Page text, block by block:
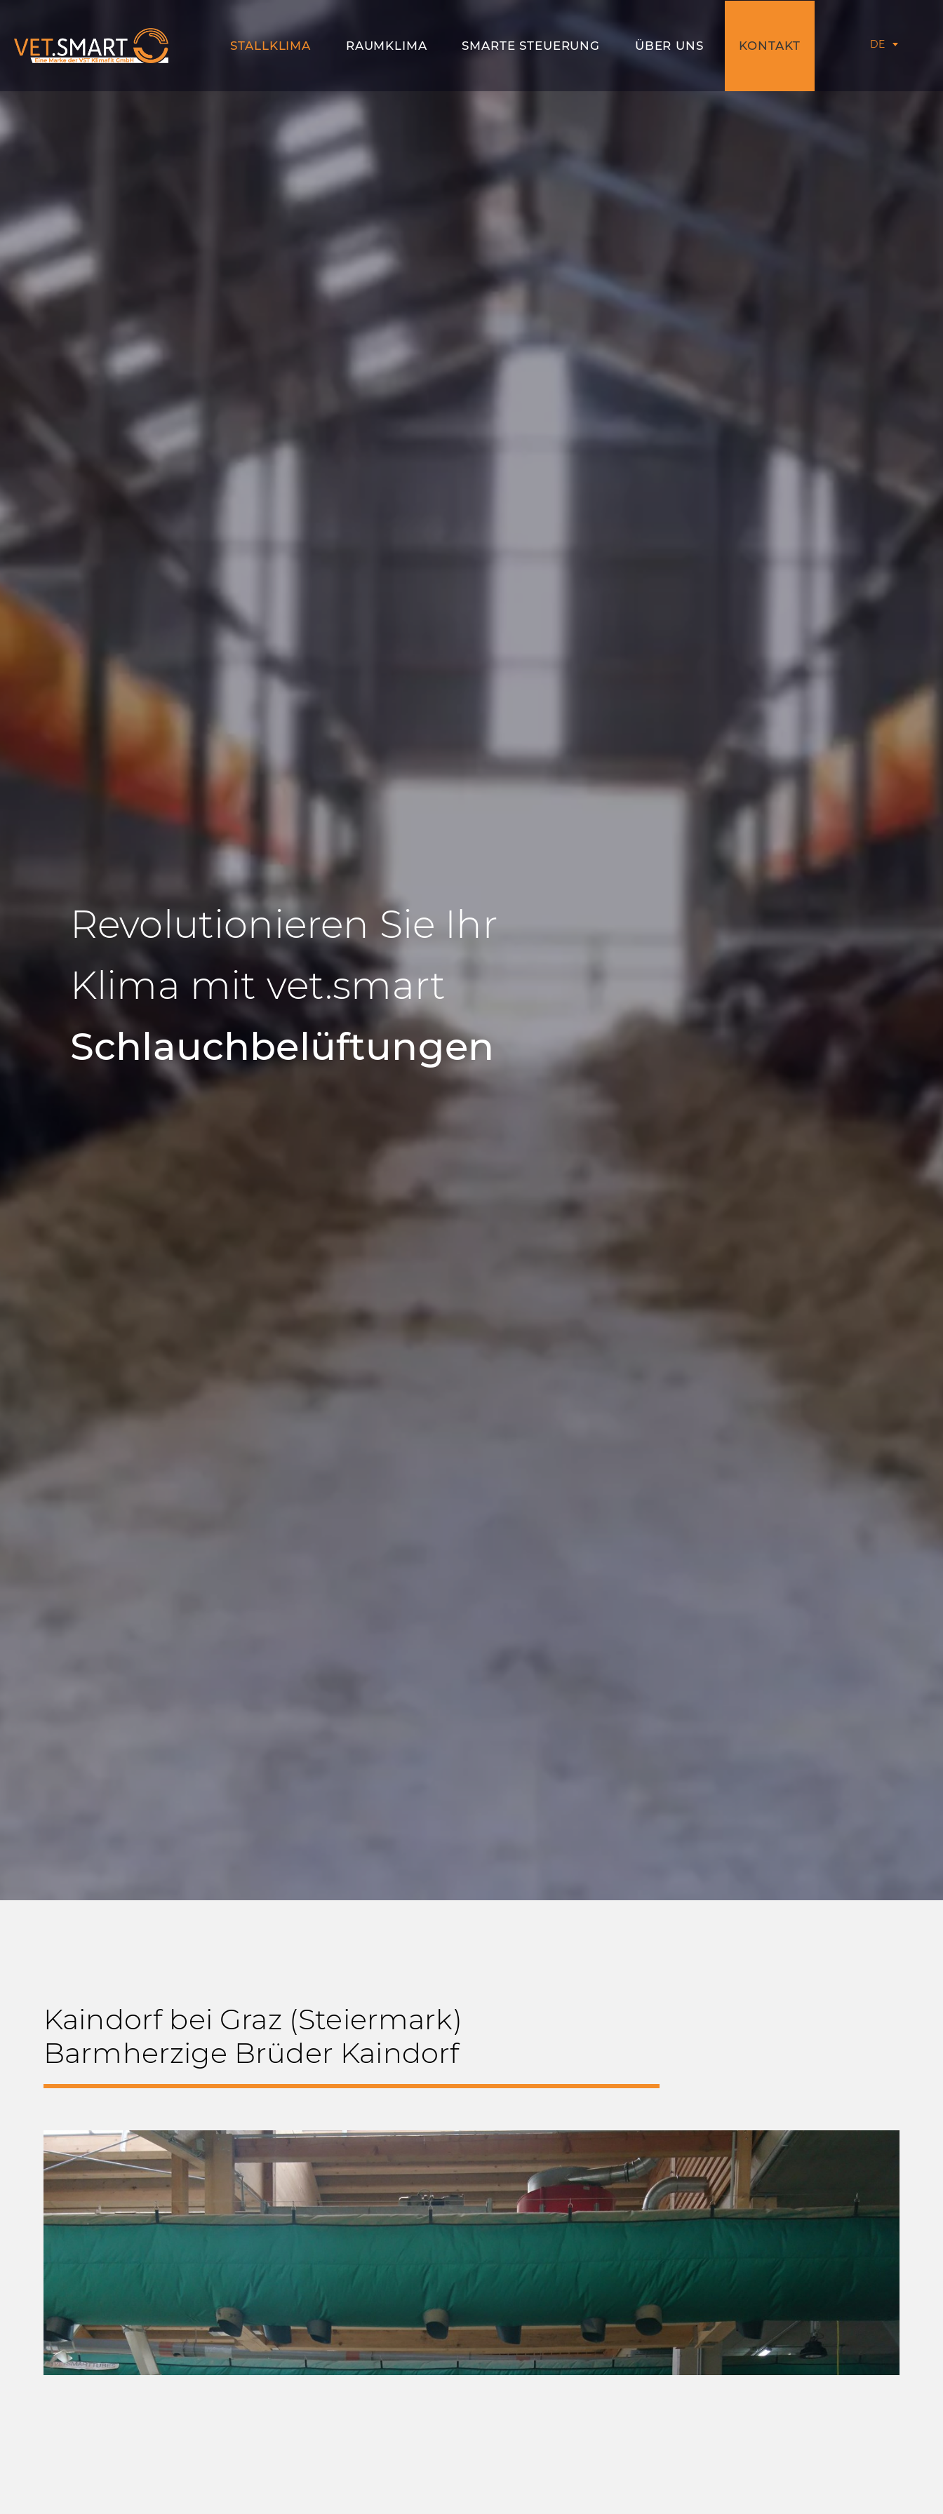
STALLKLIMA RAUMKLIMA SMARTE STEUERUNG ÜBER UNS KONTAKT DE
Revolutionieren Sie Ihr
Klima mit vet.smart
Schlauchbelüftungen
Kaindorf bei Graz (Steiermark)
Barmherzige Brüder Kaindorf